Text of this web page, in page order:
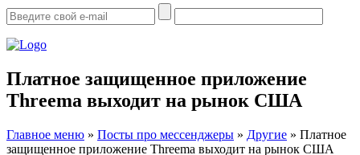
Платное защищенное приложение
Threema выходит на рынок США
Главное меню » Посты про мессенджеры » Другие » Платное
защищенное приложение Threema выходит на рынок США